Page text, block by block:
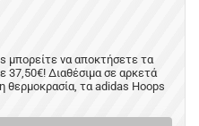
μπορείτε να αποκτήσετε τα
37,50€! Διαθέσιμα σε αρκετά
θερμοκρασία, τα adidas Hoops